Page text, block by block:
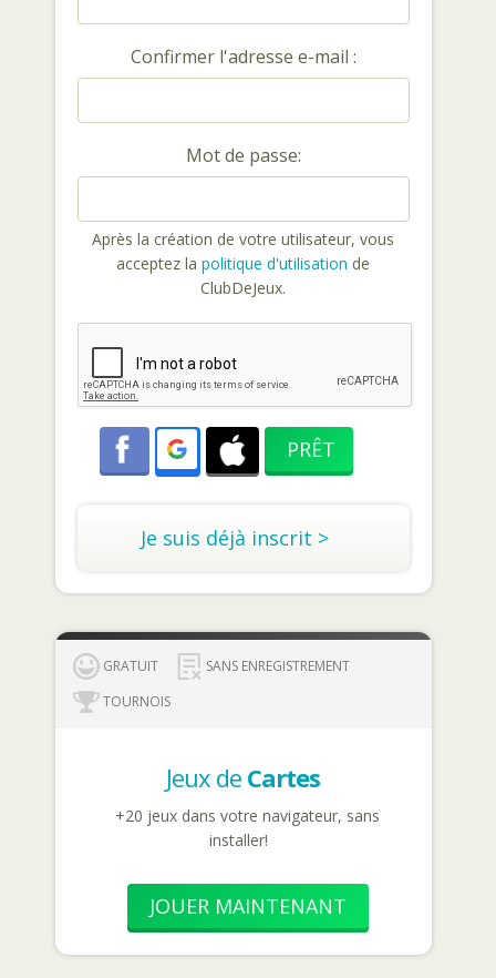
Confirmer l'adresse e-mail :
Mot de passe:
Après la création de votre utilisateur, vous
acceptez la politique d'utilisation de
ClubDeJeux.
Je suis déjà inscrit >
GRATUIT
SANS ENREGISTREMENT
TOURNOIS
Jeux de Cartes
+20 jeux dans votre navigateur, sans
installer!
JOUER MAINTENANT